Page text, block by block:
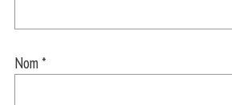
Nom *